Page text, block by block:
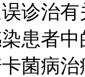
诊治
患者
菌病